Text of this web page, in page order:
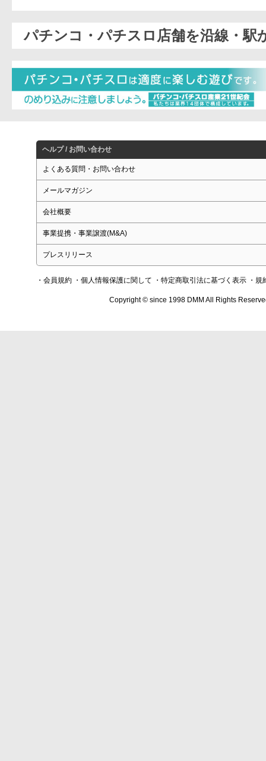
パチンコ・パチスロ店舗を沿線・駅
ヘルプ / お問い合わせ
よくある質問・お問い合わせ
メールマガジン
会社概要
事業提携・事業譲渡(M&A)
プレスリリース
・会員規約 ・個人情報保護に関して ・特定商取引法に基づく表示 ・規
Copyright © since 1998 DMM All Rights